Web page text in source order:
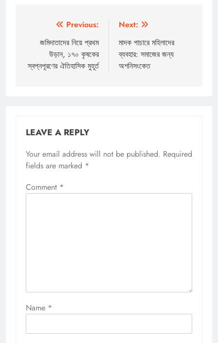
navigation
Previous:
জমিদাতাদের নিয়ে প্রথম
উড়ান, ১৭০ কৃষকের
স্বপ্নপূরণের ঐতিহাসিক মুহূর্ত
Next:
মাদক পাচারে মহিলাদের
ব্যবহার: সমাজের জন্য
অশনিসংকেত
LEAVE A REPLY
Your email address will not be published. Required
fields are marked *
Comment *
Name *